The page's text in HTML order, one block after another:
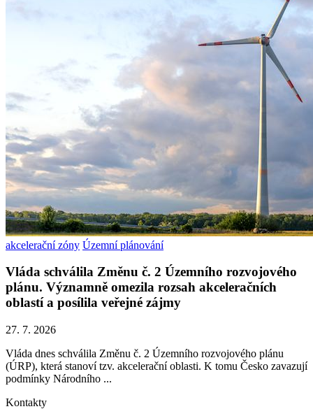
akcelerační zóny Územní plánování
Vláda schválila Změnu č. 2 Územního rozvojového
plánu. Významně omezila rozsah akceleračních
oblastí a posílila veřejné zájmy
27. 7. 2026
Vláda dnes schválila Změnu č. 2 Územního rozvojového plánu
(ÚRP), která stanoví tzv. akcelerační oblasti. K tomu Česko zavazují
podmínky Národního ...
Kontakty